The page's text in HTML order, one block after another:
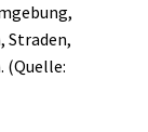
Straden,
(Quelle: